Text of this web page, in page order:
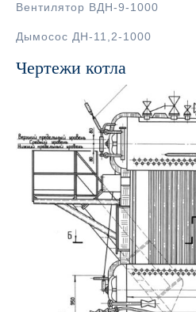
Вентилятор ВДН-9-1000
Дымосос ДН-11,2-1000
Чертежи котла